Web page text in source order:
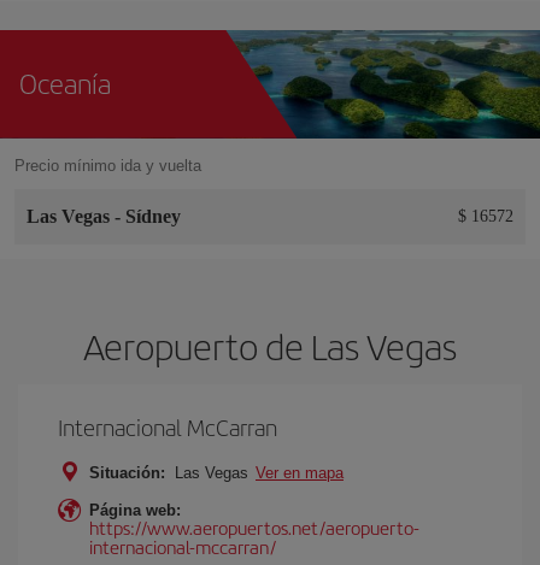
Oceanía
Precio mínimo ida y vuelta
Las Vegas - Sídney $ 16572
Aeropuerto de Las Vegas
Internacional McCarran
Situación: Las Vegas Ver en mapa
Página web:
https://www.aeropuertos.net/aeropuerto-
internacional-mccarran/